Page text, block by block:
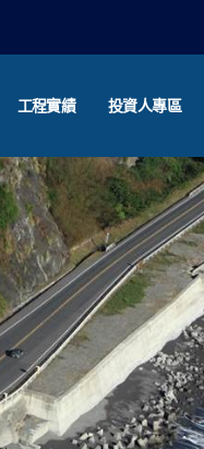
工程實績 投資人專區